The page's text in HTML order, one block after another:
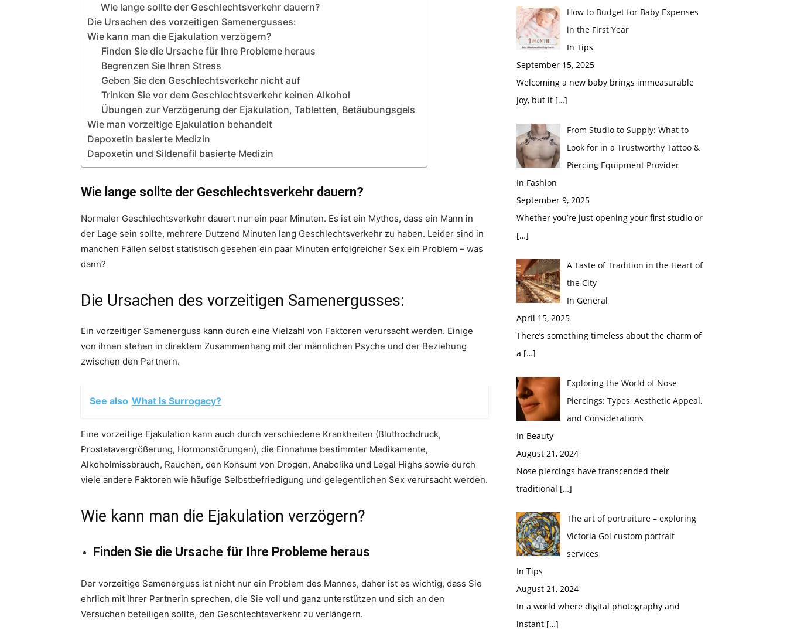
Wie lange sollte der Geschlechtsverkehr dauern?
​Die Ursachen des vorzeitigen Samenergusses:
​Wie kann man die Ejakulation verzögern?
Finden Sie die Ursache für Ihre Probleme heraus
Begrenzen Sie Ihren Stress
Geben Sie den Geschlechtsverkehr nicht auf
Trinken Sie vor dem Geschlechtsverkehr keinen Alkohol
Übungen zur Verzögerung der Ejakulation, Tabletten, Betäubungsgels
​Wie man vorzeitige Ejakulation behandelt
​Dapoxetin basierte Medizin
​Dapoxetin und Sildenafil basierte Medizin
Wie lange sollte der Geschlechtsverkehr dauern?
Normaler Geschlechtsverkehr dauert nur ein paar Minuten. Es ist ein Mythos, dass ein Mann in
der Lage sein sollte, mehrere Dutzend Minuten lang Geschlechtsverkehr zu haben. Leider sind in
manchen Fällen selbst statistisch gesehen ein paar Minuten erfolgreicher Sex ein Problem – was
dann?
​Die Ursachen des vorzeitigen Samenergusses:
Ein vorzeitiger Samenerguss kann durch eine Vielzahl von Faktoren verursacht werden. Einige
von ihnen stehen in direktem Zusammenhang mit der männlichen Psyche und der Beziehung
zwischen den Partnern.
See also What is Surrogacy?
Eine vorzeitige Ejakulation kann auch durch verschiedene Krankheiten (Bluthochdruck,
Prostatavergrößerung, Hormonstörungen), die Einnahme bestimmter Medikamente,
Alkoholmissbrauch, Rauchen, den Konsum von Drogen, Anabolika und Legal Highs sowie durch
viele andere Faktoren wie häufige Selbstbefriedigung und gelegentlichen Sex verursacht werden.
​Wie kann man die Ejakulation verzögern?
Finden Sie die Ursache für Ihre Probleme heraus
Der vorzeitige Samenerguss ist nicht nur ein Problem des Mannes, daher ist es wichtig, dass Sie
ehrlich mit Ihrer Partnerin sprechen, die Sie voll und ganz unterstützen und sich an den
Versuchen beteiligen sollte, den Geschlechtsverkehr zu verlängern.
How to Budget for Baby Expenses
in the First Year
In Tips
September 15, 2025
Welcoming a new baby brings immeasurable
joy, but it […]
From Studio to Supply: What to
Look for in a Trustworthy Tattoo &
Piercing Equipment Provider
In Fashion
September 9, 2025
Whether you’re just opening your first studio or
[…]
A Taste of Tradition in the Heart of
the City
In General
April 15, 2025
There’s something timeless about the charm of
a […]
Exploring the World of Nose
Piercings: Types, Aesthetic Appeal,
and Considerations
In Beauty
August 21, 2024
Nose piercings have transcended their
traditional […]
The art of portraiture – exploring
Victoria Gol custom portrait
services
In Tips
August 21, 2024
In a world where digital photography and
instant […]